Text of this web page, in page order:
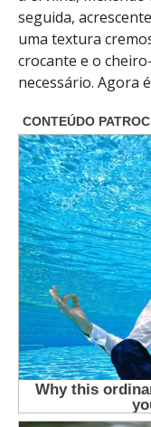
seguida,
uma textura
crocante e o
necessário. Agora